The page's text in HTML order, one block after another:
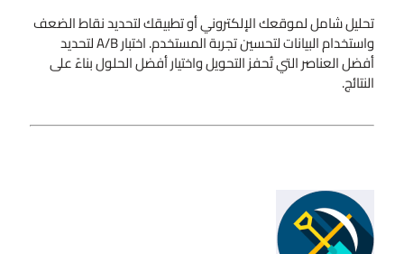
تحليل شامل لموقعك الإلكتروني أو تطبيقك لتحديد نقاط الضعف
واستخدام البيانات لتحسين تجربة المستخدم. اختبار A/B لتحديد
أفضل العناصر التي تُحفز التحويل واختيار أفضل الحلول بناءً على
النتائج.